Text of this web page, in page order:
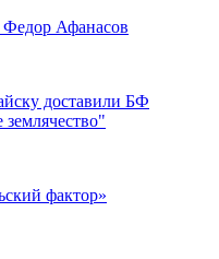
Федор Афанасов
доставили БФ
фактор»